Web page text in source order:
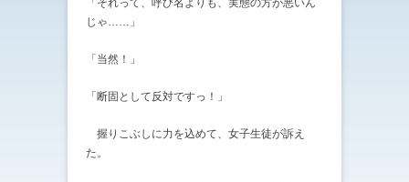
「それって、呼び名よりも、実態の方が悪いん
じゃ……」
「当然！」
「断固として反対ですっ！」
握りこぶしに力を込めて、女子生徒が訴え
た。